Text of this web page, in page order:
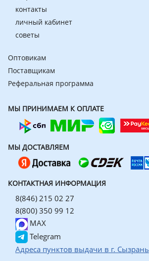
контакты
личный кабинет
советы
Оптовикам
Поставщикам
Реферальная программа
МЫ ПРИНИМАЕМ К ОПЛАТЕ
МЫ ДОСТАВЛЯЕМ
КОНТАКТНАЯ ИНФОРМАЦИЯ
8(846) 215 02 27
8(800) 350 99 12
MAX
Telegram
Адреса пунктов выдачи в г. Сызрань